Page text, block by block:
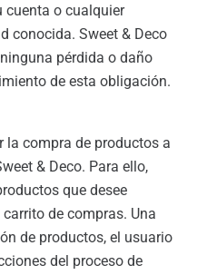
cuenta o cualquier
conocida. Sweet & Deco
pérdida o daño
de esta obligación.
la compra de productos a
& Deco. Para ello,
que desee
de compras. Una
de productos, el usuario
del proceso de